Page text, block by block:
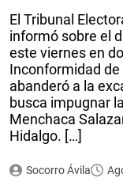
El Tribunal
informó sobre el
este viernes en
Inconformidad de
abanderó a la
busca impugnar
Menchaca
Hidalgo. […]
Socorro Ávila